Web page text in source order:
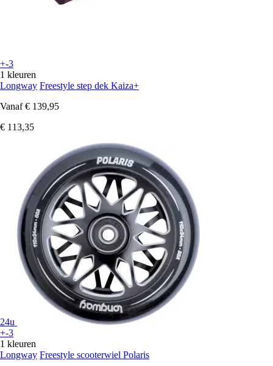
+-3
1 kleuren
Longway Freestyle step dek Kaiza+
Vanaf € 139,95
€ 113,35
24u
+-3
1 kleuren
Longway Freestyle scooterwiel Polaris